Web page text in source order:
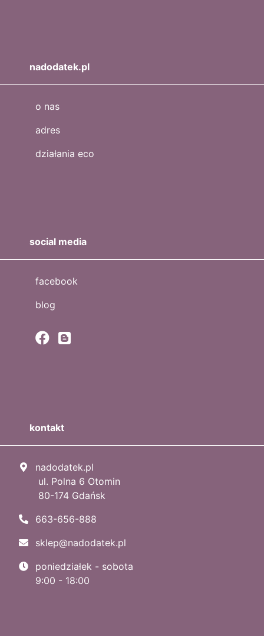
nadodatek.pl
o nas
adres
działania eco
social media
facebook
blog
kontakt
nadodatek.pl
ul. Polna 6 Otomin
80-174 Gdańsk
663-656-888
sklep@nadodatek.pl
poniedziałek - sobota
9:00 - 18:00